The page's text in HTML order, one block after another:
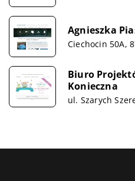
Agnieszka
Ciechocin 50A,
Biuro
Konieczna
ul. Szarych